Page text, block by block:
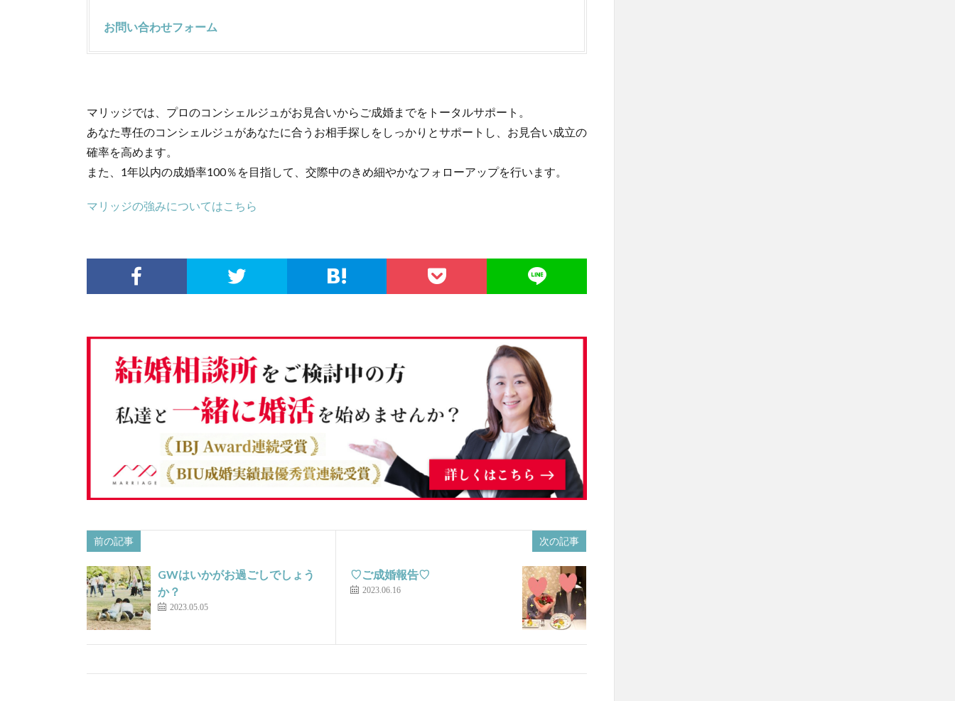
お問い合わせフォーム
マリッジでは、プロのコンシェルジュがお見合いからご成婚までをトータルサポート。
あなた専任のコンシェルジュがあなたに合うお相手探しをしっかりとサポートし、お見合い成立の
確率を高めます。
また、1年以内の成婚率100％を目指して、交際中のきめ細やかなフォローアップを行います。
マリッジの強みについてはこちら
前の記事
GWはいかがお過ごしでしょう
か？
2023.05.05
次の記事
♡ご成婚報告♡
2023.06.16